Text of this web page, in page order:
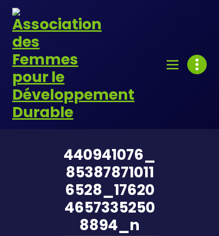
Skip
content
440941076_
85387871011
6528_17620
4657335250
8894_n